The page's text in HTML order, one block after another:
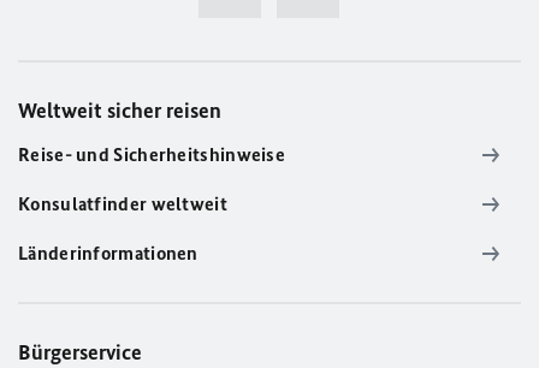
Weltweit sicher reisen
Reise- und Sicherheitshinweise
Konsulatfinder weltweit
Länderinformationen
Bürgerservice